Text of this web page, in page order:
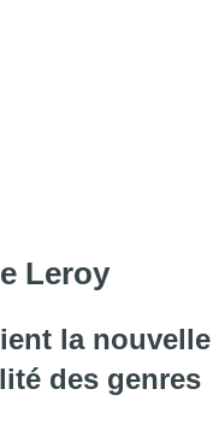
Leroy
la nouvelle
des genres